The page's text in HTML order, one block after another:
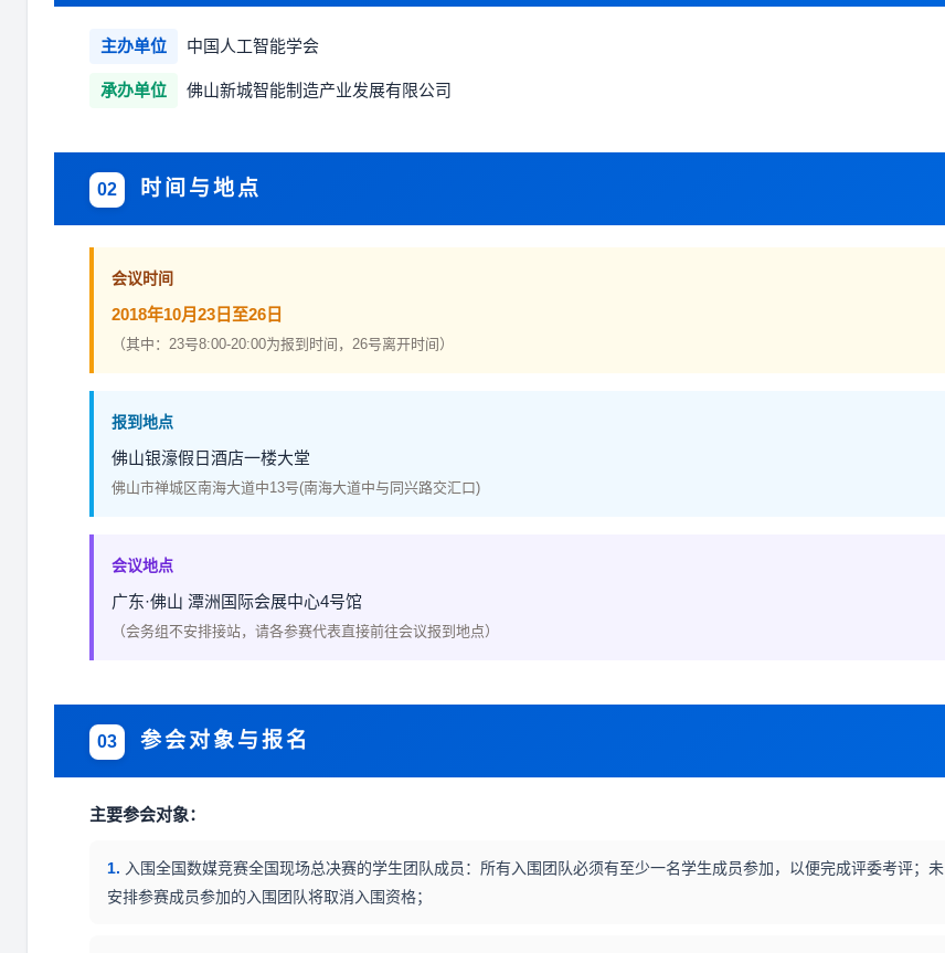
主办单位 中国人工智能学会
承办单位 佛山新城智能制造产业发展有限公司
02 时间与地点
会议时间
2018年10月23日至26日
（其中：23号8:00-20:00为报到时间，26号离开时间）
报到地点
佛山银濠假日酒店一楼大堂
佛山市禅城区南海大道中13号(南海大道中与同兴路交汇口)
会议地点
广东·佛山 潭洲国际会展中心4号馆
（会务组不安排接站，请各参赛代表直接前往会议报到地点）
03 参会对象与报名
主要参会对象：
1. 入围全国数媒竞赛全国现场总决赛的学生团队成员：所有入围团队必须有至少一名学生成员参加，以便完成评委考评；未
安排参赛成员参加的入围团队将取消入围资格；